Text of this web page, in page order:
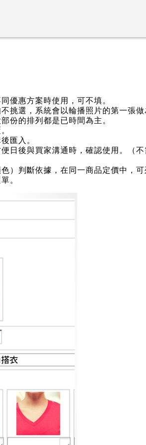
優惠方案時使用，可不填。
挑選，系統會以輪播照片的第一張做
份的排列都是已時間為主。
匯入。
日後與買家溝通時，確認使用。（不
）判斷依據，在同一商品定價中，
。